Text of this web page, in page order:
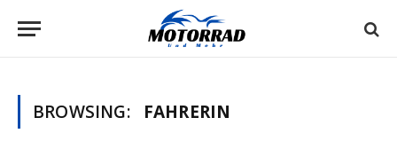
BROWSING: FAHRERIN